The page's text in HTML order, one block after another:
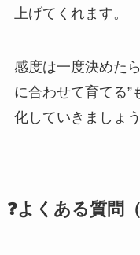
上げてくれます。
感度は一度決めた
に合わせて育てる”
化していきましょう
❓よくある質問